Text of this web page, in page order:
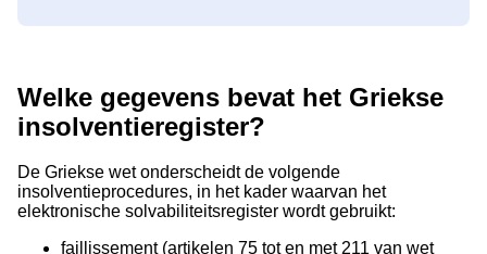
Welke gegevens bevat het Griekse
insolventieregister?
De Griekse wet onderscheidt de volgende
insolventieprocedures, in het kader waarvan het
elektronische solvabiliteitsregister wordt gebruikt:
faillissement (artikelen 75 tot en met 211 van wet